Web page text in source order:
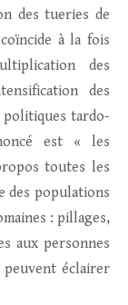
des tueries de
à la fois
des
des
politiques tardo-
est « les
toutes les
des populations
: pillages,
aux personnes
peuvent éclairer